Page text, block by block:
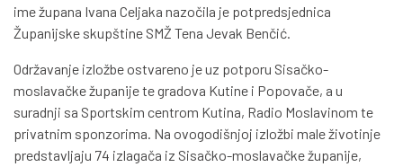
ime župana Ivana Celjaka nazočila je potpredsjednica
Županijske skupštine SMŽ Tena Jevak Benčić.
Održavanje izložbe ostvareno je uz potporu Sisačko-
moslavačke županije te gradova Kutine i Popovače, a u
suradnji sa Sportskim centrom Kutina, Radio Moslavinom te
privatnim sponzorima. Na ovogodišnjoj izložbi male životinje
predstavljaju 74 izlagača iz Sisačko-moslavačke županije,